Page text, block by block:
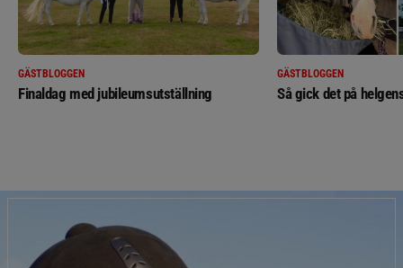
GÄSTBLOGGEN
Finaldag med jubileumsutställning
GÄSTBLOGGEN
Så gick det på